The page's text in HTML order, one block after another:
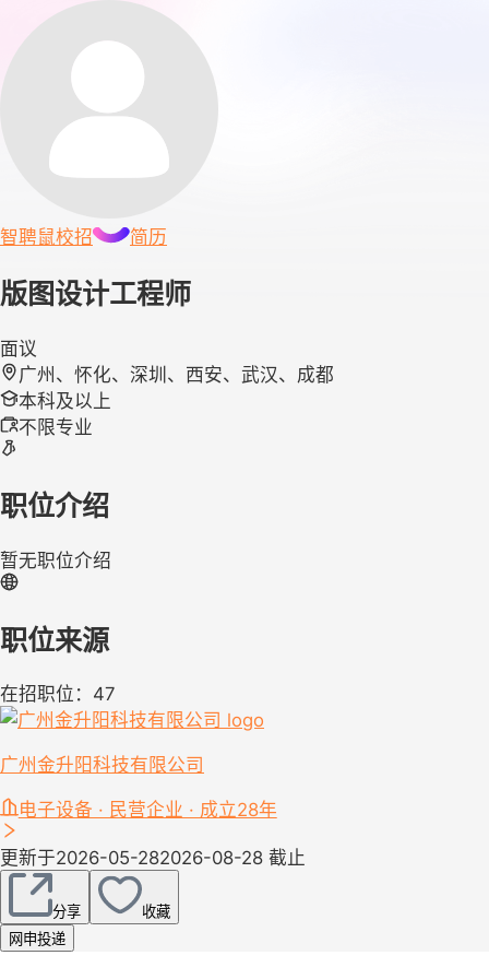
智聘鼠校招 简历
版图设计工程师
面议
广州、怀化、深圳、西安、武汉、成都
本科及以上
不限专业
职位介绍
暂无职位介绍
职位来源
在招职位：47
广州金升阳科技有限公司
电子设备 · 民营企业 · 成立28年
更新于2026-05-282026-08-28 截止
分享
收藏
网申投递